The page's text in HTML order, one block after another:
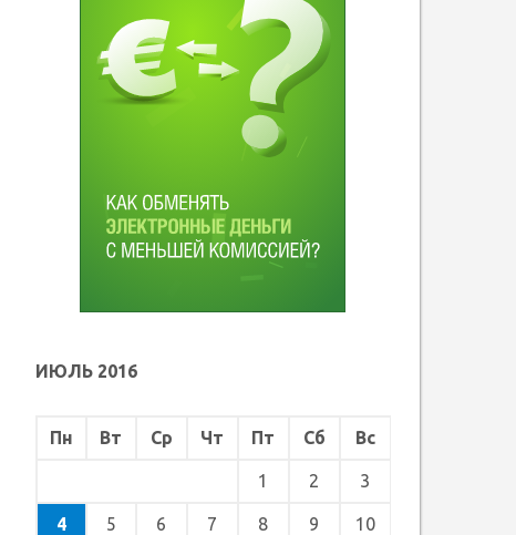
ИЮЛЬ 2016
Пн Вт Ср Чт Пт Сб Вс
1 2 3
4 5 6 7 8 9 10